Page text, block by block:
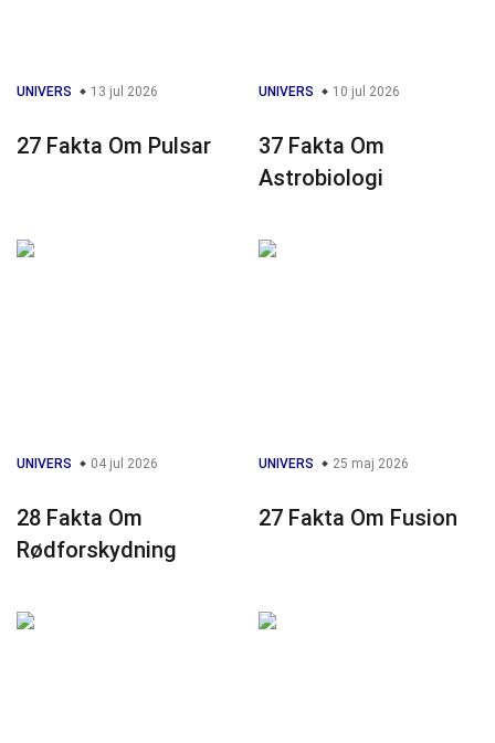
UNIVERS 13 jul 2026
27 Fakta Om Pulsar
UNIVERS 10 jul 2026
37 Fakta Om
Astrobiologi
UNIVERS 04 jul 2026
28 Fakta Om
Rødforskydning
UNIVERS 25 maj 2026
27 Fakta Om Fusion